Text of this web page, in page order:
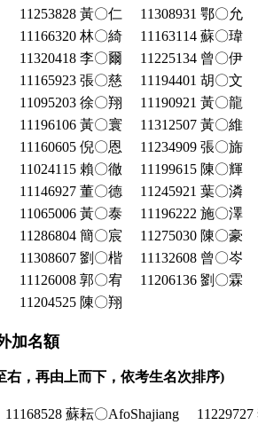
11253828 黃〇仁
11308931 鄂〇允
11166320 林〇綺
11163114 蘇〇瑋
11320418 李〇爾
11225134 曾〇伊
11165923 張〇慈
11194401 胡〇文
11095203 徐〇翔
11190921 黃〇龍
11196106 黃〇寰
11312507 黃〇維
11160605 倪〇恩
11234909 張〇旆
11024115 賴〇徹
11199615 陳〇輝
11146927 董〇德
11245921 葉〇潾
11065006 黃〇泰
11196222 施〇澤
11286804 簡〇宸
11275030 陳〇豪
11308607 劉〇楷
11132608 曾〇岑
11126008 郭〇宥
11206136 劉〇霖
11204525 陳〇翔
加名額
右，再由上而下，依考生名次排序)
蘇耘〇AfoShajiang 11229727